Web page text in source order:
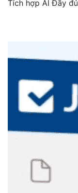
Tích hợp AI Đầy đủ